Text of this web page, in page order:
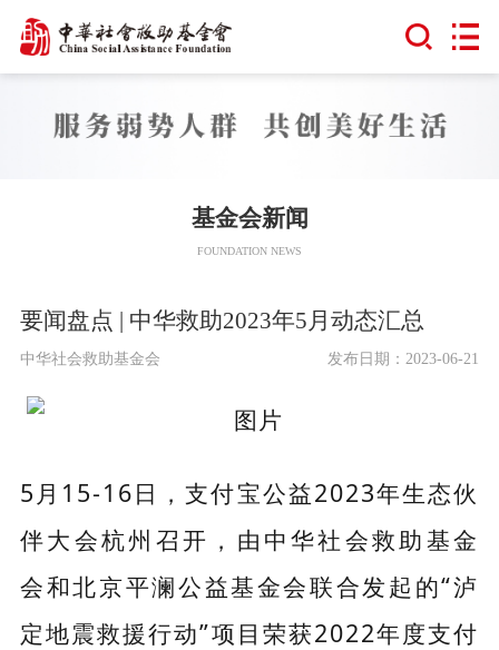
基金会新闻
FOUNDATION NEWS
要闻盘点 | 中华救助2023年5月动态汇总
中华社会救助基金会 发布日期：2023-06-21
5月15-16日，支付宝公益2023年生态伙
伴大会杭州召开，由中华社会救助基金
会和北京平澜公益基金会联合发起的“泸
定地震救援行动”项目荣获2022年度支付